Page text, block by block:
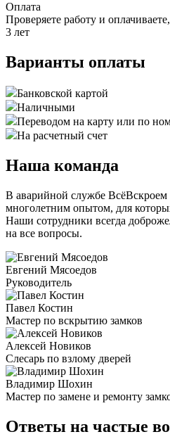
Оплата
Проверяете работу и
3 лет
Варианты оплаты
Банковской картой
Наличными
Переводом на карту или по
На расчетный счет
Наша команда
В аварийной службе
многолетним опытом, для
Наши сотрудники всегда
на все вопросы.
Евгений Мясоедов
Руководитель
Павел Костин
Мастер по вскрытию замков
Алексей Новиков
Слесарь по взлому дверей
Владимир Шохин
Мастер по замене и ремонту
Ответы на частые